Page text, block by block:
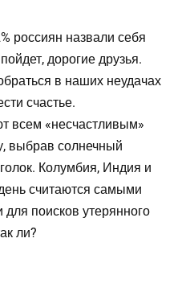
россиян назвали себя
дорогие друзья.
в наших неудачах
счастье.
всем «несчастливым»
выбрав солнечный
Колумбия, Индия и
считаются самыми
поисков утерянного
ли?